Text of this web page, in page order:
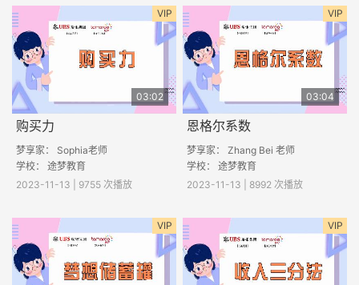
VIP
03:02
购买力
梦享家： Sophia老师
学校： 途梦教育
2023-11-13 | 9755 次播放
VIP
03:04
恩格尔系数
梦享家： Zhang Bei 老师
学校： 途梦教育
2023-11-13 | 8992 次播放
VIP VIP